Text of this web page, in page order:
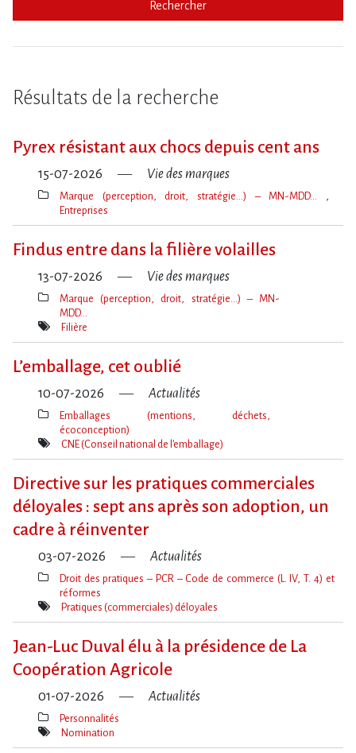
Rechercher
Résultats de la recherche
Pyrex résistant aux chocs depuis cent ans
15-07-2026 Vie des marques
Thèmes(s)
Marque (perception, droit, stratégie…) – MN-MDD…
Entreprises
Findus entre dans la filière volailles
13-07-2026 Vie des marques
Thèmes(s)
Marque (perception, droit, stratégie…) – MN-
MDD…
Mot(s)-
Filière
L​‌’emballage, cet oublié
10-07-2026 Actualités
Thèmes(s)
Emballages (mentions, déchets,
écoconception)
Mot(s)-
CNE (Conseil national de l'emballage)
Directive sur les pratiques commerciales
déloyales : sept ans après son adoption, un
cadre à réinventer
03-07-2026 Actualités
Thèmes(s)
Droit des pratiques – PCR – Code de commerce (L. IV, T. 4) et
réformes
Mot(s)-
Pratiques (commerciales) déloyales
Jean-Luc Duval élu à la présidence de La
Coopération Agricole
01-07-2026 Actualités
Thèmes(s)
Personnalités
Mot(s)-
Nomination